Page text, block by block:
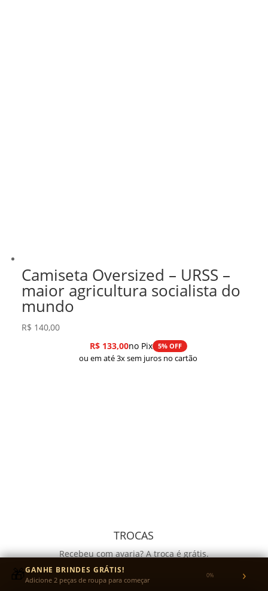
Camiseta Oversized – URSS –
maior agricultura socialista do
mundo
R$ 140,00
R$133,00no Pix 5% OFF
ou em até 3x sem juros no cartão
TROCAS
Recebeu com avaria? A troca é grátis.
Quer trocar o tamanho? Você envia a peça e nós
pagamos o reenvio.
🎁GANHE BRINDES GRÁTIS!
Adicione 2 peças de roupa para começar 0% ›